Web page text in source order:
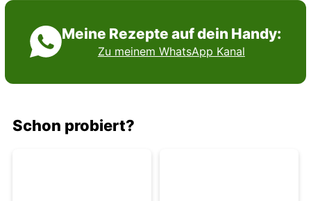
Meine Rezepte auf dein Handy:
Zu meinem WhatsApp Kanal
Schon probiert?